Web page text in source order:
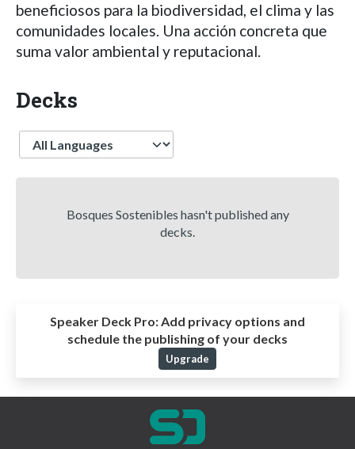
beneficiosos para la biodiversidad, el clima y las
comunidades locales. Una acción concreta que
suma valor ambiental y reputacional.
Decks
Language
Bosques Sostenibles hasn't published any
decks.
Speaker Deck Pro: Add privacy options and
schedule the publishing of your decks
Upgrade